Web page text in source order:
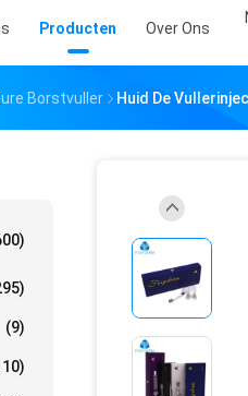
Producten Over Ons
Borstvuller Huid De
(9)